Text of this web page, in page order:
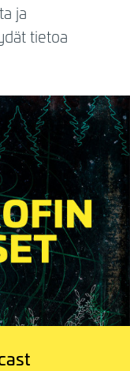
ja
tietoa